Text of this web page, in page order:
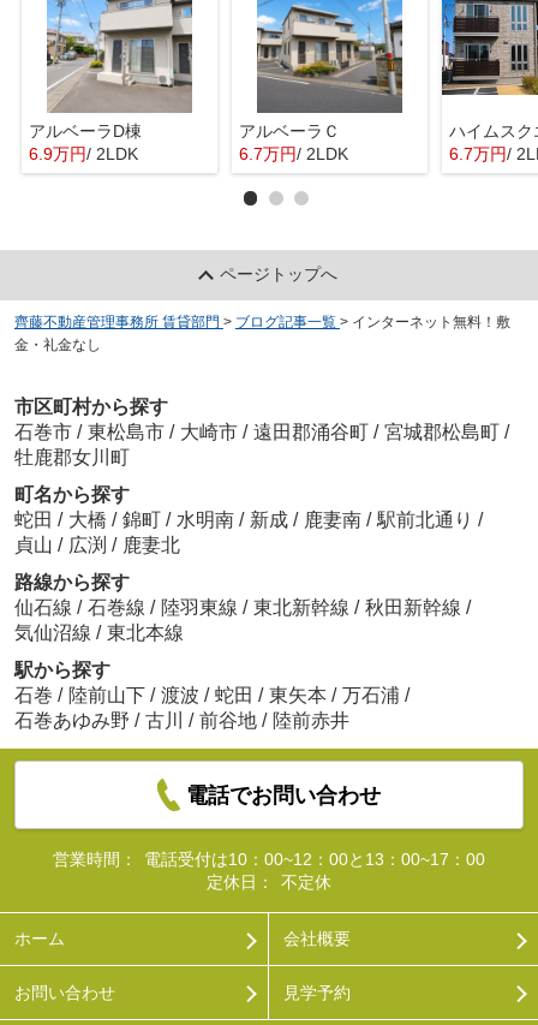
アルベーラD棟
6.9万円/ 2LDK
アルベーラＣ
6.7万円/ 2LDK 6.7万円/
ページトップへ
齊藤不動産管理事務所 賃貸部門 > ブログ記事一覧 > インターネット無料！敷
金・礼金なし
市区町村から探す
石巻市 / 東松島市 / 大崎市 / 遠田郡涌谷町 / 宮城郡松島町 /
牡鹿郡女川町
町名から探す
蛇田 / 大橋 / 錦町 / 水明南 / 新成 / 鹿妻南 / 駅前北通り /
貞山 / 広渕 / 鹿妻北
路線から探す
仙石線 / 石巻線 / 陸羽東線 / 東北新幹線 / 秋田新幹線 /
気仙沼線 / 東北本線
駅から探す
石巻 / 陸前山下 / 渡波 / 蛇田 / 東矢本 / 万石浦 /
石巻あゆみ野 / 古川 / 前谷地 / 陸前赤井
電話でお問い合わせ
営業時間：
電話受付は10：00~12：00と13：00~17：00
定休日：
不定休
ホーム 会社概要
お問い合わせ 見学予約